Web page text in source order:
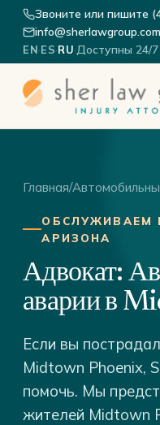
Звоните или пишите
info@sherlawgroup.com
EN·ES·RU·Доступны 24/7
Главная/
ОБСЛУЖИВАЕМ
АРИЗОНА
Адвокат:
аварии в
Если вы
Midtown Phoenix,
помочь. Мы
жителей Midtown